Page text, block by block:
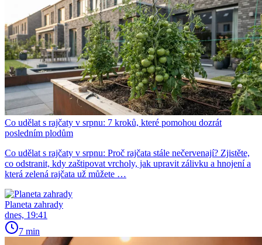
Co udělat s rajčaty v srpnu: 7 kroků, které pomohou dozrát
posledním plodům
Co udělat s rajčaty v srpnu: Proč rajčata stále nečervenají? Zjistěte,
co odstranit, kdy zaštipovat vrcholy, jak upravit zálivku a hnojení a
která zelená rajčata už můžete …
Planeta zahrady
dnes, 19:41
7 min